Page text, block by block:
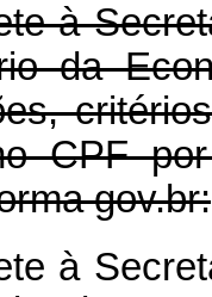
à
da
CPF
gov.br:
à